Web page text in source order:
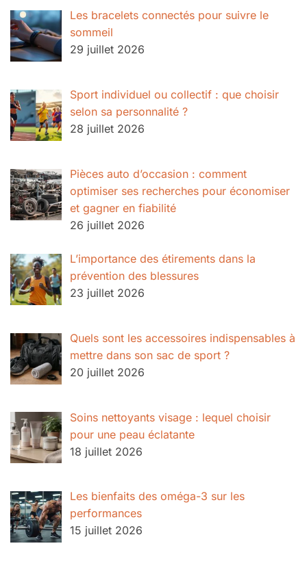
Les bracelets connectés pour suivre le
sommeil
29 juillet 2026
Sport individuel ou collectif : que choisir
selon sa personnalité ?
28 juillet 2026
Pièces auto d’occasion : comment
optimiser ses recherches pour économiser
et gagner en fiabilité
26 juillet 2026
L’importance des étirements dans la
prévention des blessures
23 juillet 2026
Quels sont les accessoires indispensables à
mettre dans son sac de sport ?
20 juillet 2026
Soins nettoyants visage : lequel choisir
pour une peau éclatante
18 juillet 2026
Les bienfaits des oméga-3 sur les
performances
15 juillet 2026